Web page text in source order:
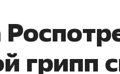
грипп
девелопера – найти
правильный продукт»
Девелопер из топ-10*
Башкортостана входит в Татарстан